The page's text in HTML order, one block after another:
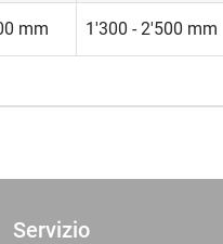
mm 1'300 - 2'500 mm
Servizio